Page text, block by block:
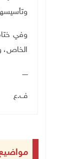
وفي
الخاص،
ـــــ
ف.ع